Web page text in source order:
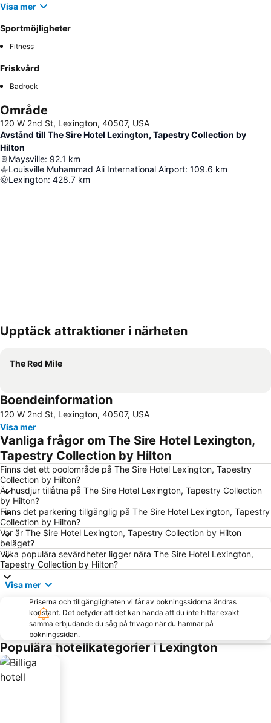
Visa mer
Sportmöjligheter
Fitness
Friskvård
Badrock
Område
120 W 2nd St, Lexington, 40507, USA
Avstånd till The Sire Hotel Lexington, Tapestry Collection by
Hilton
Maysville: 92.1 km
Louisville Muhammad Ali International Airport: 109.6 km
Lexington: 428.7 km
Förstora kartan
Upptäck attraktioner i närheten
The Red Mile
Boendeinformation
120 W 2nd St, Lexington, 40507, USA
Visa mer
Vanliga frågor om The Sire Hotel Lexington,
Tapestry Collection by Hilton
Finns det ett poolområde på The Sire Hotel Lexington, Tapestry
Collection by Hilton?
Är husdjur tillåtna på The Sire Hotel Lexington, Tapestry Collection
by Hilton?
Finns det parkering tillgänglig på The Sire Hotel Lexington, Tapestry
Collection by Hilton?
Var är The Sire Hotel Lexington, Tapestry Collection by Hilton
beläget?
Vilka populära sevärdheter ligger nära The Sire Hotel Lexington,
Tapestry Collection by Hilton?
Visa mer
Priserna och tillgängligheten vi får av bokningssidorna ändras
konstant. Det betyder att det kan hända att du inte hittar exakt
samma erbjudande du såg på trivago när du hamnar på
bokningssidan.
Populära hotellkategorier i Lexington